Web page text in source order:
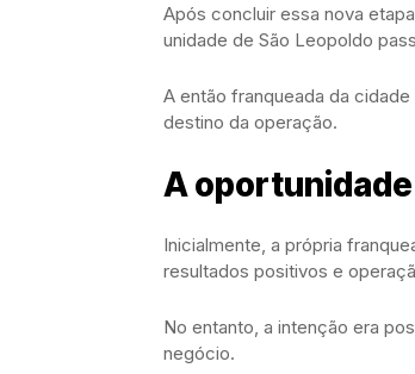
Após concluir essa nova
unidade de São Leopoldo
A então franqueada da
destino da operação.
A
Inicialmente, a própria
resultados positivos e
No entanto, a intenção era
negócio.